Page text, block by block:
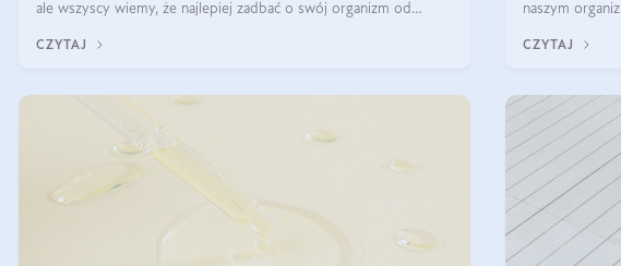
ale wszyscy wiemy, że najlepiej zadbać o swój organizm od
zewnętrzny prezentował się zdrowo i atrakcyjnie. Stosowanie
CZYTAJ
naszym
formie, byłby
CZYTAJ